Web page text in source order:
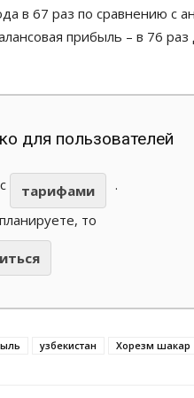
в 67 раз по сравнению с
прибыль – в 76
для пользователей
тарифами
.
то
узбекистан Хорезм шакар